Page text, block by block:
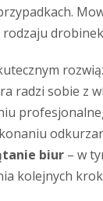
radzi sobie z
biur – w
kolejnych